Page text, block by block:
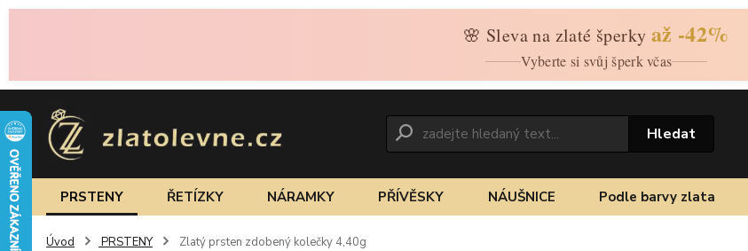
🌸 Sleva na zlaté šperky až -42%
Vyberte si svůj šperk včas
Hledat
PRSTENY ŘETÍZKY NÁRAMKY PŘÍVĚSKY NÁUŠNICE Podle barvy zlata
Úvod PRSTENY Zlatý prsten zdobený kolečky 4,40g